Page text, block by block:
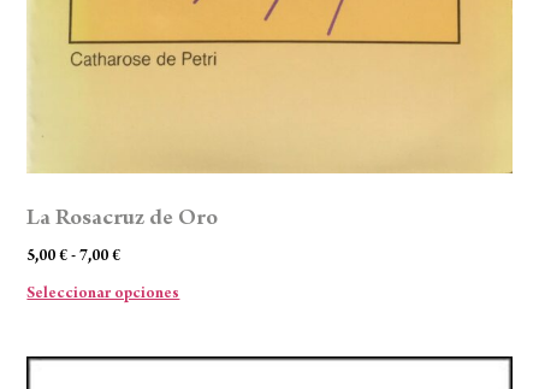
La Rosacruz de Oro
5,00€ - 7,00€
Seleccionar opciones